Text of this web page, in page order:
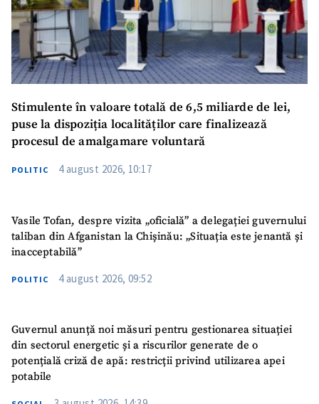
SUSȚINE
Stimulente în valoare totală de 6,5 miliarde de lei,
puse la dispoziția localităților care finalizează
procesul de amalgamare voluntară
POLITIC 4 august 2026, 10:17
Vasile Tofan, despre vizita „oficială” a delegației guvernului
taliban din Afganistan la Chișinău: „Situația este jenantă și
inacceptabilă”
POLITIC 4 august 2026, 09:52
Guvernul anunță noi măsuri pentru gestionarea situației
din sectorul energetic și a riscurilor generate de o
potențială criză de apă: restricții privind utilizarea apei
potabile